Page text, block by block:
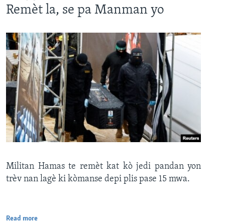
Remèt la, se pa Manman yo
Militan Hamas te remèt kat kò jedi pandan yon
trèv nan lagè ki kòmanse depi plis pase 15 mwa.
Read more